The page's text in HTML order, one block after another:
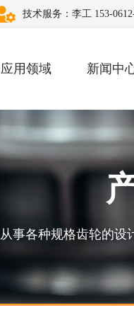
技术服务：李工 153-
应用领域 新闻中
从事各种规格齿轮的设